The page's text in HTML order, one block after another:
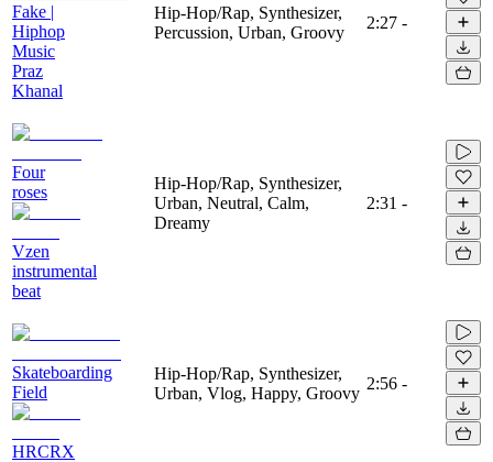
Fake |
Hiphop
Music
Praz
Khanal
Hip-Hop/Rap, Synthesizer,
Percussion, Urban, Groovy
2:27 -
Four
roses
Vzen
instrumental
beat
Hip-Hop/Rap, Synthesizer,
Urban, Neutral, Calm,
Dreamy
2:31 -
Skateboarding
Field
HRCRX
Hip-Hop/Rap, Synthesizer,
Urban, Vlog, Happy, Groovy
2:56 -